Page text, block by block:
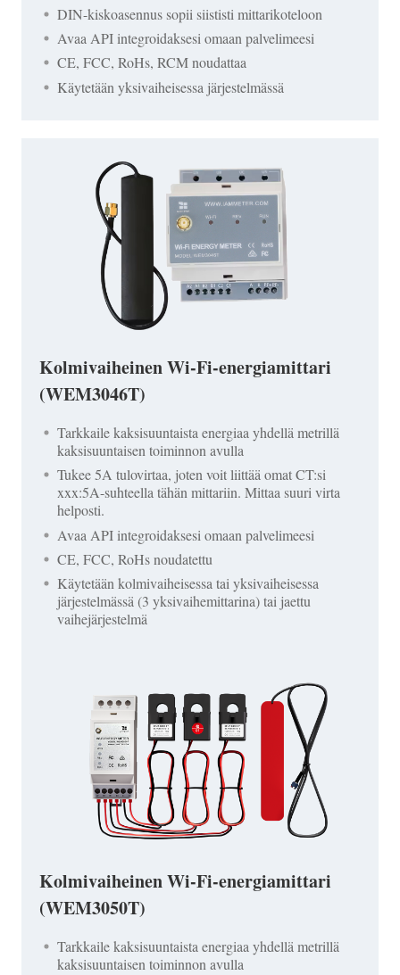
DIN-kiskoasennus sopii siististi mittarikoteloon
Avaa API integroidaksesi omaan palvelimeesi
CE, FCC, RoHs, RCM noudattaa
Käytetään yksivaiheisessa järjestelmässä
Kolmivaiheinen Wi-Fi-energiamittari
(WEM3046T)
Tarkkaile kaksisuuntaista energiaa yhdellä metrillä
kaksisuuntaisen toiminnon avulla
Tukee 5A tulovirtaa, joten voit liittää omat CT:si
xxx:5A-suhteella tähän mittariin. Mittaa suuri virta
helposti.
Avaa API integroidaksesi omaan palvelimeesi
CE, FCC, RoHs noudatettu
Käytetään kolmivaiheisessa tai yksivaiheisessa
järjestelmässä (3 yksivaihemittarina) tai jaettu
vaihejärjestelmä
Kolmivaiheinen Wi-Fi-energiamittari
(WEM3050T)
Tarkkaile kaksisuuntaista energiaa yhdellä metrillä
kaksisuuntaisen toiminnon avulla